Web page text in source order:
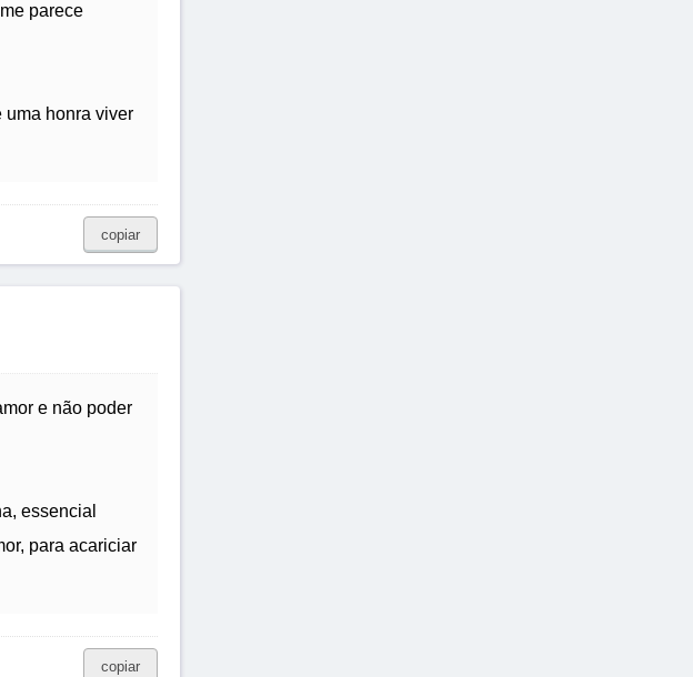
parece
uma honra viver
copiar
e não poder
essencial
para acariciar
copiar